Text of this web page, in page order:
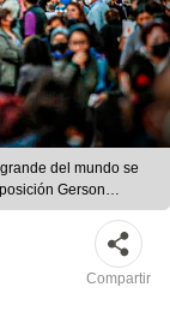
del mundo se
Gerson
Compartir